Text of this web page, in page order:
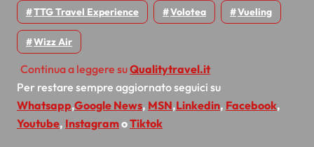
TTG Travel Experience Volotea Vueling
Wizz Air
Continua a leggere suQualitytravel.it
Per restare sempre aggiornato seguici su
Whatsapp,Google News, MSN,Linkedin, Facebook,
Youtube, InstagramoTiktok